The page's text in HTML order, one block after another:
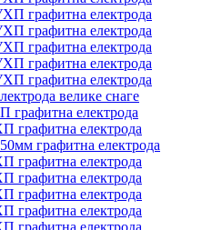
графитна електрода
графитна електрода
графитна електрода
графитна електрода
графитна електрода
велике снаге
графитна електрода
графитна електрода
графитна електрода
графитна електрода
графитна електрода
графитна електрода
графитна електрода
графитна електрода